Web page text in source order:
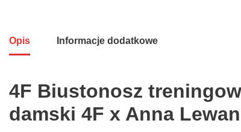
Opis Informacje dodatkowe
4F Biustonosz
damski 4F x Anna